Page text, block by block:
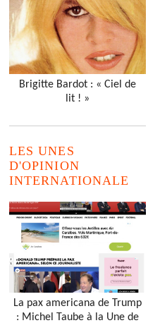
Brigitte Bardot : « Ciel de
lit ! »
LES UNES
D'OPINION
INTERNATIONALE
La pax americana de Trump
: Michel Taube à la Une de